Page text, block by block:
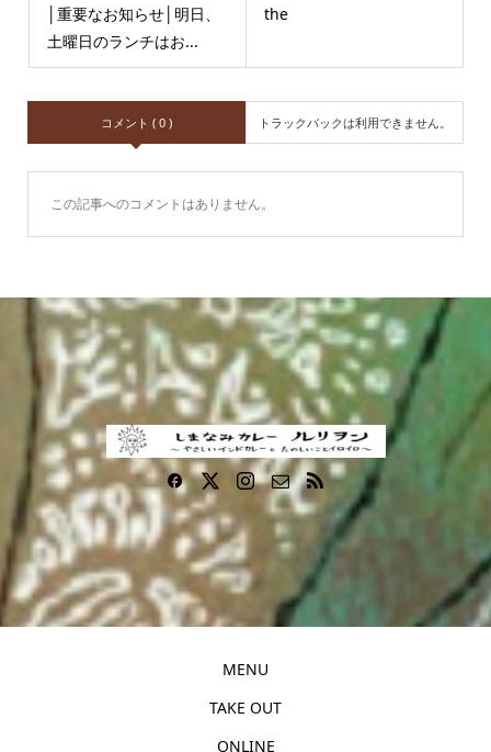
│重要なお知らせ│明日、
土曜日のランチはお...
the
コメント ( 0 ) トラックバックは利用できません。
この記事へのコメントはありません。
MENU
TAKE OUT
ONLINE